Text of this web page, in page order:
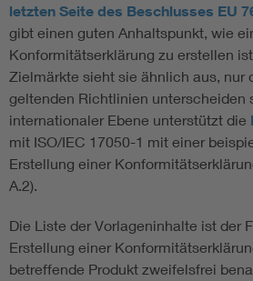
letzten Seite des Beschlusses EU
gibt einen guten Anhaltspunkt, wie
Konformitätserklärung zu erstellen
Zielmärkte sieht sie ähnlich aus, nur
geltenden Richtlinien unterscheiden
internationaler Ebene unterstützt die
mit ISO/IEC 17050-1 mit einer
Erstellung einer
A.2).
Die Liste der Vorlageninhalte ist der
Erstellung einer
betreffende Produkt zweifelsfrei